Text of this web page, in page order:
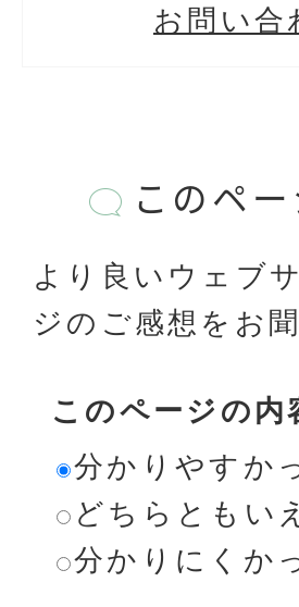
お問い合
このペ
より良いウェブ
ジのご感想をお
このページの
分かりやすか
どちらともい
分かりにくか